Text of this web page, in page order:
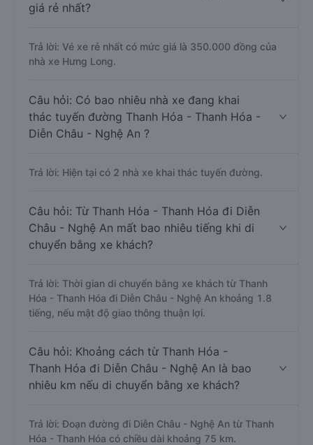
giá rẻ nhất?
Trả lời: Vé xe rẻ nhất có mức giá là 350.000 đồng của
nhà xe Hưng Long.
Câu hỏi: Có bao nhiêu nhà xe đang khai
thác tuyến đường Thanh Hóa - Thanh Hóa -
Diễn Châu - Nghệ An ?
Trả lời: Hiện tại có 2 nhà xe khai thác tuyến đường.
Câu hỏi: Từ Thanh Hóa - Thanh Hóa đi Diễn
Châu - Nghệ An mất bao nhiêu tiếng khi di
chuyển bằng xe khách?
Trả lời: Thời gian di chuyển bằng xe khách từ Thanh
Hóa - Thanh Hóa đi Diễn Châu - Nghệ An khoảng 1.8
tiếng, nếu mật độ giao thông thuận lợi.
Câu hỏi: Khoảng cách từ Thanh Hóa -
Thanh Hóa đi Diễn Châu - Nghệ An là bao
nhiêu km nếu di chuyển bằng xe khách?
Trả lời: Đoạn đường đi Diễn Châu - Nghệ An từ Thanh
Hóa - Thanh Hóa có chiều dài khoảng 75 km.